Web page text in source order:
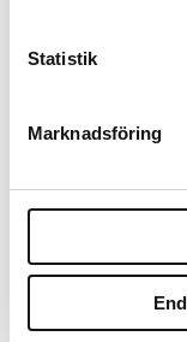
Statistik
Marknadsföring
7 juli
kan